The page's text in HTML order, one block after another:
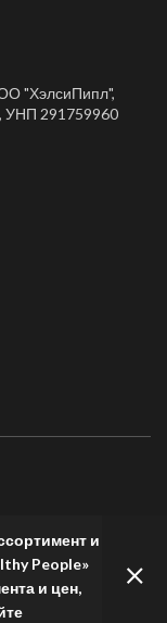
"ХэлсиПипл",
УНП 291759960
и
People»
и цен,